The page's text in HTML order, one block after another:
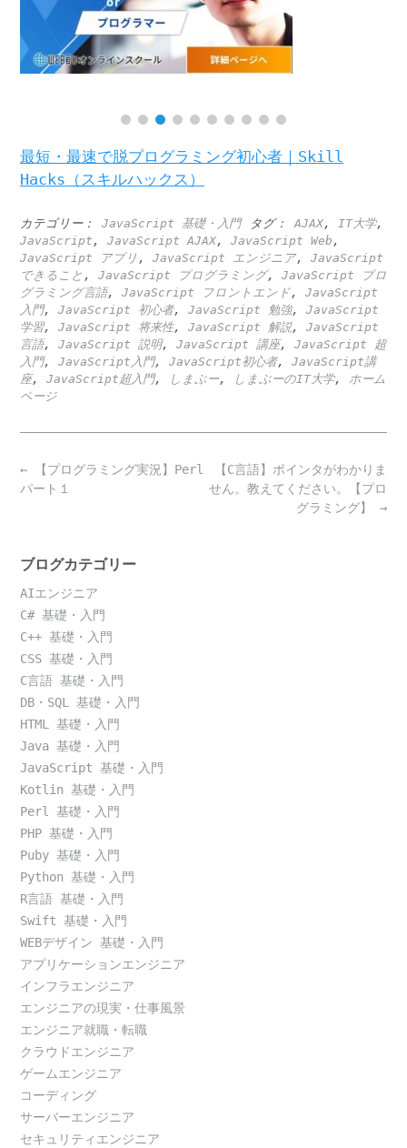
最短・最速で脱プログラミング初心者｜Skill
Hacks（スキルハックス）
カテゴリー： JavaScript 基礎・入門 タグ： AJAX, IT大学,
JavaScript , JavaScript AJAX, JavaScript Web ,
JavaScript アプリ , JavaScript エンジニア, JavaScript
できること , JavaScript プログラミング, JavaScript プロ
グラミング言語, JavaScript フロントエンド, JavaScript
入門, JavaScript 初心者, JavaScript 勉強, JavaScript
学習, JavaScript 将来性, JavaScript 解説, JavaScript
言語, JavaScript 説明, JavaScript 講座, JavaScript 超
入門, JavaScript入門, JavaScript初心者, JavaScript講
座, JavaScript超入門, しまぶー, しまぶーのIT大学, ホーム
ページ
Post
navigation
【C言語】ポインタがわかりま
せん。教えてください。【プロ
グラミング】 →
← 【プログラミング実況】Perl
パート１
ブログカテゴリー
AIエンジニア
C# 基礎・入門
C++ 基礎・入門
CSS 基礎・入門
C言語 基礎・入門
DB・SQL 基礎・入門
HTML 基礎・入門
Java 基礎・入門
JavaScript 基礎・入門
Kotlin 基礎・入門
Perl 基礎・入門
PHP 基礎・入門
Puby 基礎・入門
Python 基礎・入門
R言語 基礎・入門
Swift 基礎・入門
WEBデザイン 基礎・入門
アプリケーションエンジニア
インフラエンジニア
エンジニアの現実・仕事風景
エンジニア就職・転職
クラウドエンジニア
ゲームエンジニア
コーディング
サーバーエンジニア
セキュリティエンジニア